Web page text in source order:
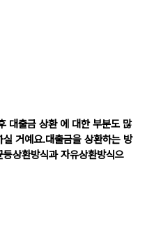
대출금 상환 에 대한 부분도 많
거예요.대출금을 상환하는 방
등상환방식과 자유상환방식으